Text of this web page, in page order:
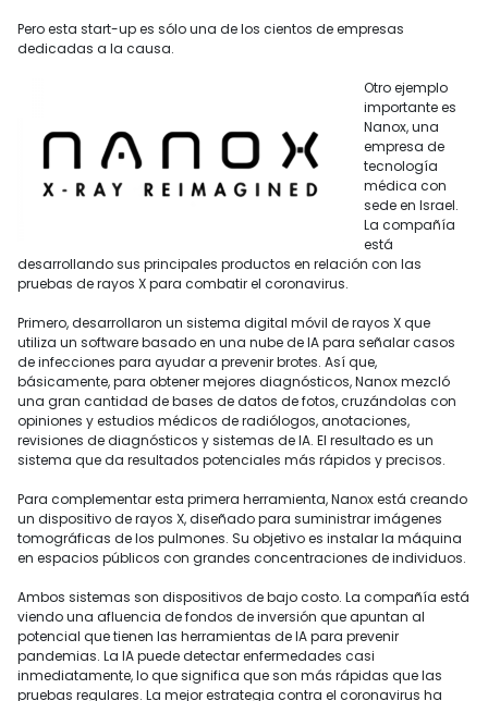
Pero esta start-up es sólo una de los cientos de empresas
dedicadas a la causa.
Otro ejemplo
importante es
Nanox, una
empresa de
tecnología
médica con
sede en Israel.
La compañía
está
desarrollando sus principales productos en relación con las
pruebas de rayos X para combatir el coronavirus.
Primero, desarrollaron un sistema digital móvil de rayos X que
utiliza un software basado en una nube de IA para señalar casos
de infecciones para ayudar a prevenir brotes. Así que,
básicamente, para obtener mejores diagnósticos, Nanox mezcló
una gran cantidad de bases de datos de fotos, cruzándolas con
opiniones y estudios médicos de radiólogos, anotaciones,
revisiones de diagnósticos y sistemas de IA. El resultado es un
sistema que da resultados potenciales más rápidos y precisos.
Para complementar esta primera herramienta, Nanox está creando
un dispositivo de rayos X, diseñado para suministrar imágenes
tomográficas de los pulmones. Su objetivo es instalar la máquina
en espacios públicos con grandes concentraciones de individuos.
Ambos sistemas son dispositivos de bajo costo. La compañía está
viendo una afluencia de fondos de inversión que apuntan al
potencial que tienen las herramientas de IA para prevenir
pandemias. La IA puede detectar enfermedades casi
inmediatamente, lo que significa que son más rápidas que las
pruebas regulares. La mejor estrategia contra el coronavirus ha